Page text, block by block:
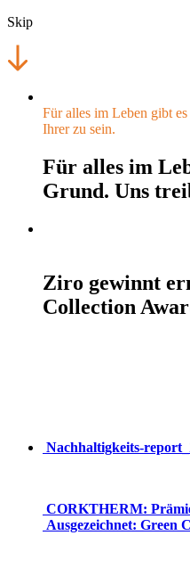
Skip
Für alles im Leben gibt
Ihrer zu sein.
Für alles im
Grund. Uns
Ziro gewinnt
Collection
Nachhaltigkeits-
CORKTHERM:
Ausgezeichnet: Green